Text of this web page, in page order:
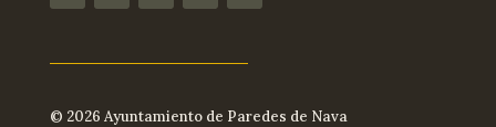
© 2026 Ayuntamiento de Paredes de Nava